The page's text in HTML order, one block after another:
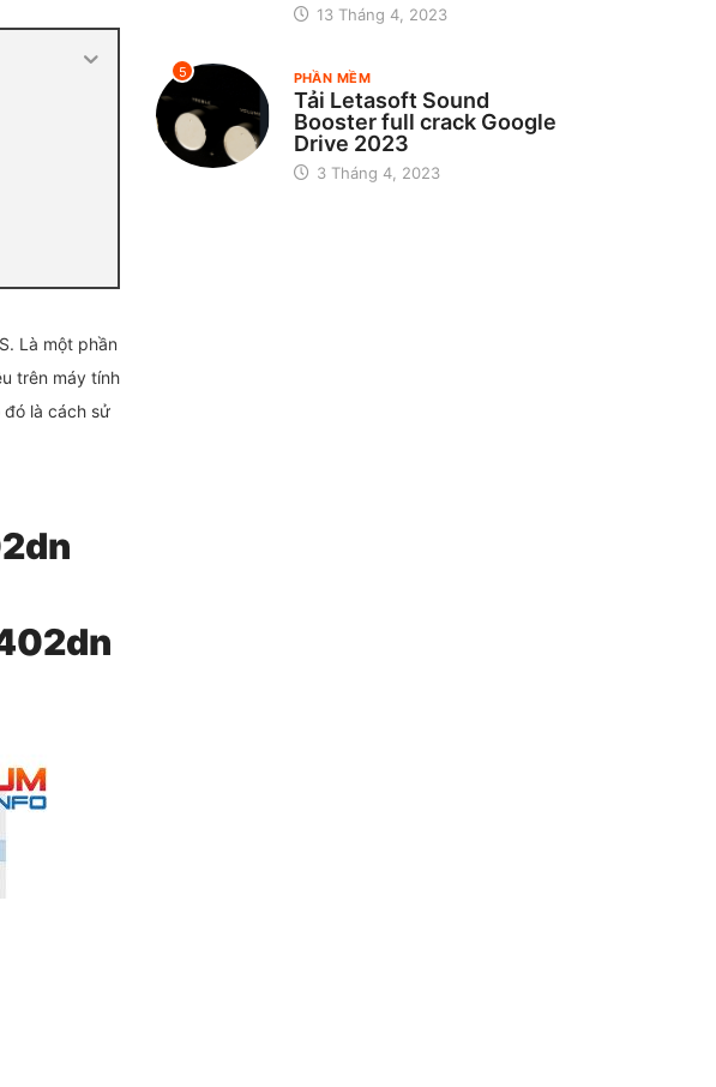
Là một phần
trên máy tính
đó là cách sử
13 Tháng 4, 2023
5 PHẦN MỀM
Tải Letasoft Sound
Booster full crack Google
Drive 2023
3 Tháng 4, 2023